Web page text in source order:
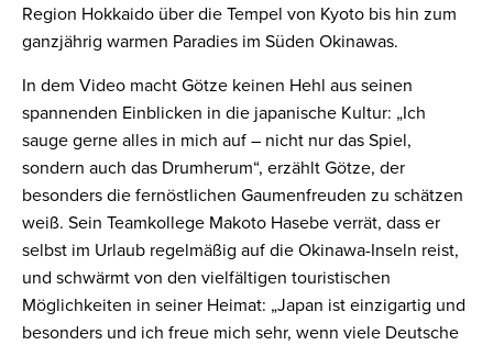
Region Hokkaido über die Tempel von Kyoto bis hin zum
ganzjährig warmen Paradies im Süden Okinawas.
In dem Video macht Götze keinen Hehl aus seinen
spannenden Einblicken in die japanische Kultur: „Ich
sauge gerne alles in mich auf – nicht nur das Spiel,
sondern auch das Drumherum“, erzählt Götze, der
besonders die fernöstlichen Gaumenfreuden zu schätzen
weiß. Sein Teamkollege Makoto Hasebe verrät, dass er
selbst im Urlaub regelmäßig auf die Okinawa-Inseln reist,
und schwärmt von den vielfältigen touristischen
Möglichkeiten in seiner Heimat: „Japan ist einzigartig und
besonders und ich freue mich sehr, wenn viele Deutsche